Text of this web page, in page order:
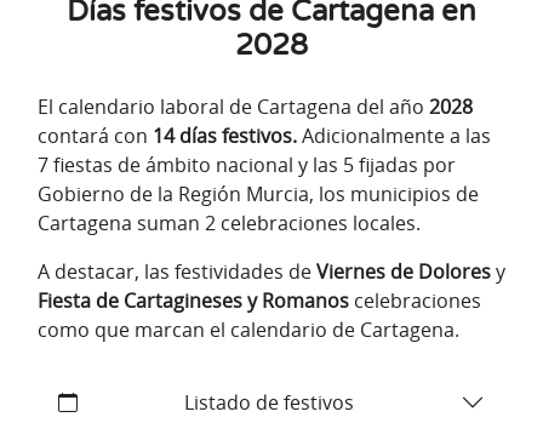
Días festivos de Cartagena en
2028
El calendario laboral de Cartagena del año 2028
contará con 14 días festivos.Adicionalmente a las
7 fiestas de ámbito nacional y las 5 fijadas por
Gobierno de la Región Murcia, los municipios de
Cartagena suman 2 celebraciones locales.
A destacar, las festividades deViernes de Doloresy
Fiesta de Cartagineses y Romanos celebraciones
como que marcan el calendario de Cartagena.
Listado de festivos